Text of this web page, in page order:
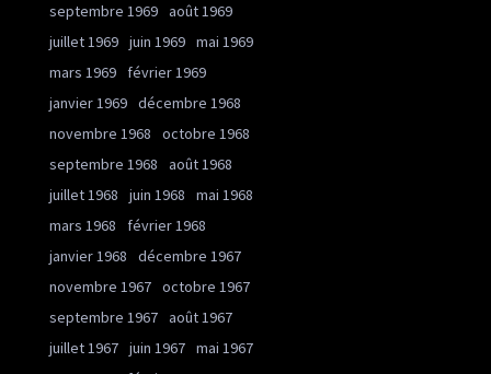
septembre 1969 août 1969
juillet 1969 juin 1969 mai 1969
mars 1969
février 1969
janvier 1969 décembre 1968
novembre 1968
octobre 1968
septembre 1968
août 1968
juillet 1968
juin 1968
mai 1968
mars 1968
février 1968
janvier 1968
décembre 1967
novembre 1967 octobre 1967
septembre 1967 août 1967
juillet 1967 juin 1967 mai 1967